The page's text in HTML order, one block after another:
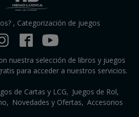
, Categorización de juegos
nuestra selección de libros y juegos
para acceder a nuestros servicios.
de Cartas y LCG
Juegos de Rol
Novedades y Ofertas Accesorios